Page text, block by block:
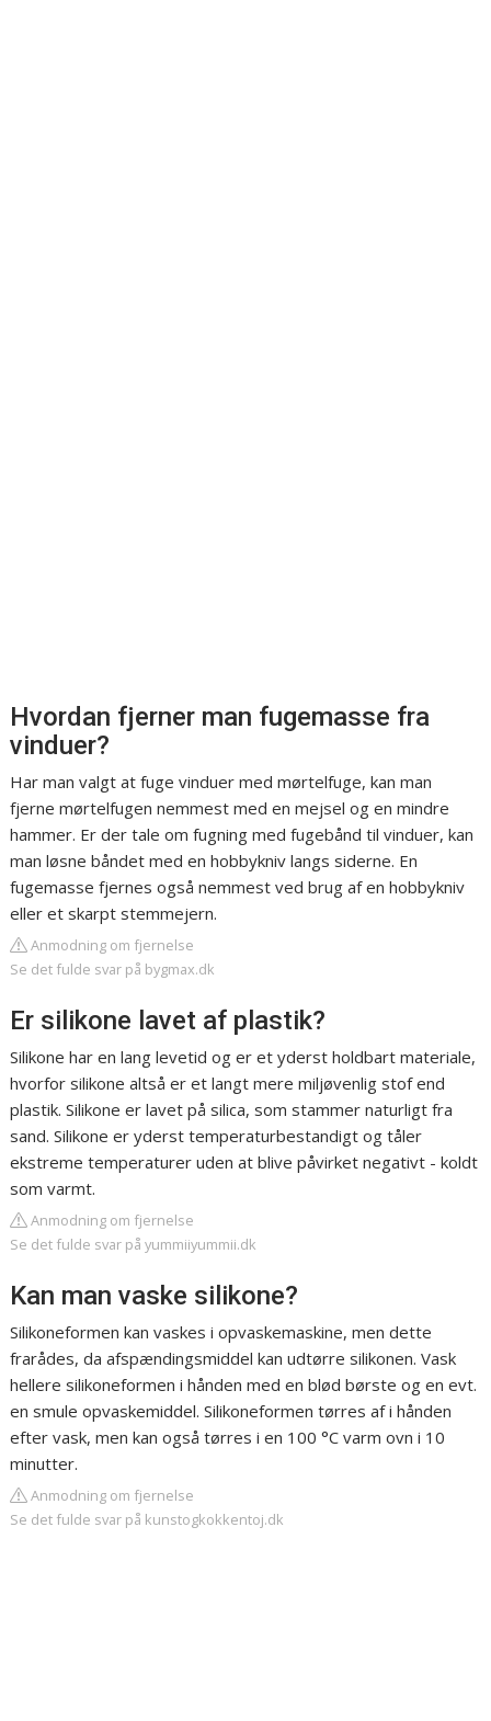
Hvordan fjerner man fugemasse fra
vinduer?
Har man valgt at fuge vinduer med mørtelfuge, kan man
fjerne mørtelfugen nemmest med en mejsel og en mindre
hammer. Er der tale om fugning med fugebånd til vinduer, kan
man løsne båndet med en hobbykniv langs siderne. En
fugemasse fjernes også nemmest ved brug af en hobbykniv
eller et skarpt stemmejern.
Anmodning om fjernelse
Se det fulde svar på bygmax.dk
Er silikone lavet af plastik?
Silikone har en lang levetid og er et yderst holdbart materiale,
hvorfor silikone altså er et langt mere miljøvenlig stof end
plastik. Silikone er lavet på silica, som stammer naturligt fra
sand. Silikone er yderst temperaturbestandigt og tåler
ekstreme temperaturer uden at blive påvirket negativt - koldt
som varmt.
Anmodning om fjernelse
Se det fulde svar på yummiiyummii.dk
Kan man vaske silikone?
Silikoneformen kan vaskes i opvaskemaskine, men dette
frarådes, da afspændingsmiddel kan udtørre silikonen. Vask
hellere silikoneformen i hånden med en blød børste og en evt.
en smule opvaskemiddel. Silikoneformen tørres af i hånden
efter vask, men kan også tørres i en 100 °C varm ovn i 10
minutter.
Anmodning om fjernelse
Se det fulde svar på kunstogkokkentoj.dk